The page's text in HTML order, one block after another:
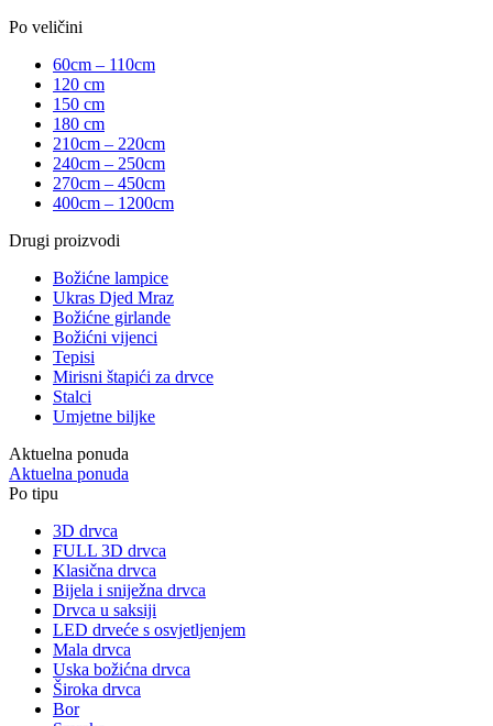
Po veličini
60cm – 110cm
120 cm
150 cm
180 cm
210cm – 220cm
240cm – 250cm
270cm – 450cm
400cm – 1200cm
Drugi proizvodi
Božićne lampice
Ukras Djed Mraz
Božićne girlande
Božićni vijenci
Tepisi
Mirisni štapići za drvce
Stalci
Umjetne biljke
Aktuelna ponuda
Aktuelna ponuda
Po tipu
3D drvca
FULL 3D drvca
Klasična drvca
Bijela i sniježna drvca
Drvca u saksiji
LED drveće s osvjetljenjem
Mala drvca
Uska božićna drvca
Široka drvca
Bor